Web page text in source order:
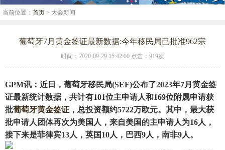
当前位置： 首页 > 大会新闻
葡萄牙7月黄金签证最新数据:今年移民局已批准962宗
时间：2020-09-29 15:42:00 点击： 919次
GPM讯：近日，葡萄牙移民局(SEF)公布了2023年7月黄金签
证最新统计数据，共计有101位主申请人和169位附属申请获
批葡萄牙黄金签证 ，总投资额约5722万欧元。其中，最大获
批申请人团体再次为美国人，来自美国的主申请人为16人，
接下来是菲律宾13人，英国10人，巴西9人，南非9人。